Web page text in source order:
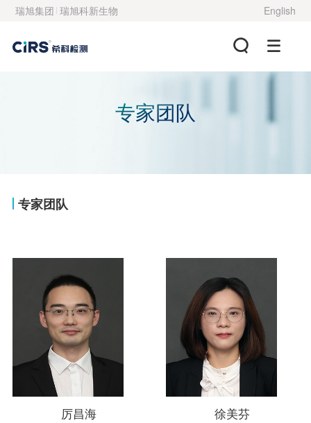
瑞旭集团 瑞旭科新生物 English
专家团队
专家团队
厉昌海 徐美芬